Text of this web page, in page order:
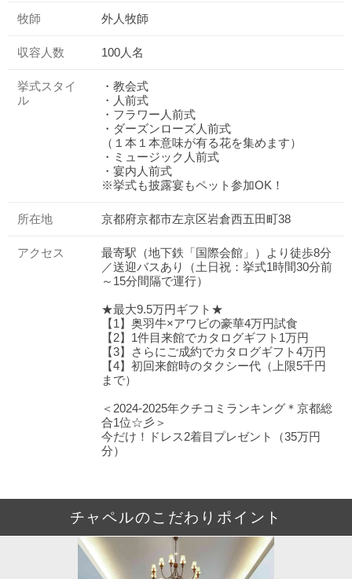
牧師 外人牧師
収容人数 100人名
挙式スタイ
ル
・教会式
・人前式
・フラワー人前式
・ダーズンローズ人前式
（１本１本意味が有る花を集めます）
・ミュージック人前式
・宴内人前式
※挙式も披露宴もペット参加OK！
所在地 京都府京都市左京区岩倉西五田町38
アクセス
最寄駅（地下鉄「国際会館」）より徒歩8分
／送迎バスあり（土日祝：挙式1時間30分前
～15分間隔で運行）
★最大9.5万円ギフト★
【1】奥羽牛×アワビの豪華4万円試食
【2】1件目来館でカタログギフト1万円
【3】さらにご成約でカタログギフト4万円
【4】初回来館時のタクシー代（上限5千円
まで）
＜2024-2025年クチコミランキング＊京都総
合1位☆彡＞
今だけ！ドレス2着目プレゼント（35万円
分）
チャペルのこだわりポイント